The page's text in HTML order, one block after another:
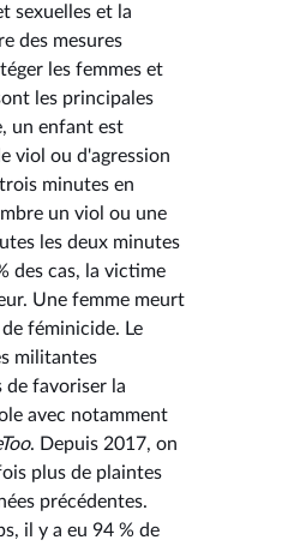
sexuelles et la
des mesures
les femmes et
les principales
un enfant est
viol ou d'agression
minutes en
un viol ou une
les deux minutes
des cas, la victime
Une femme meurt
féminicide. Le
militantes
de favoriser la
avec notamment
. Depuis 2017, on
plus de plaintes
précédentes.
il y a eu 94 % de